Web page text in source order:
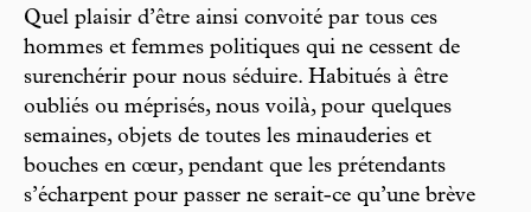
Quel plaisir d’être ainsi convoité par tous ces
hommes et femmes politiques qui ne cessent de
surenchérir pour nous séduire. Habitués à être
oubliés ou méprisés, nous voilà, pour quelques
semaines, objets de toutes les minauderies et
bouches en cœur, pendant que les prétendants
s’écharpent pour passer ne serait-ce qu’une brève